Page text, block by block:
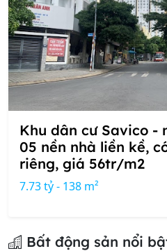
Khu dân cư Savico -
05 nền nhà liền kề,
riêng, giá 56tr/m2
7.73 tỷ - 138 m²
Bất động sản nổi